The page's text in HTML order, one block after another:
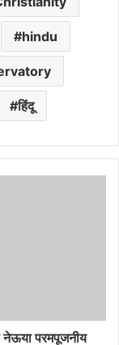
hindu
हिंदू
नेऊया परमपूजनीय